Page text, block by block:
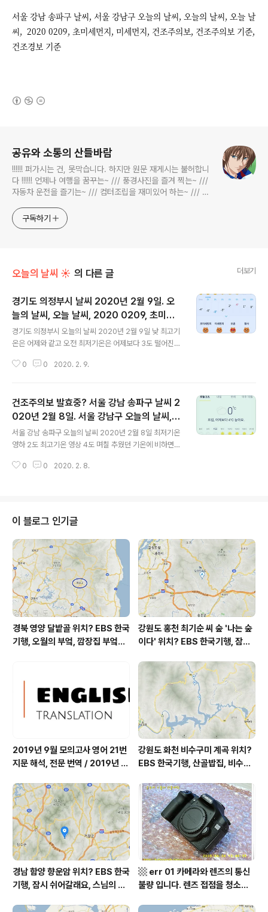
서울 강남 송파구 날씨, 서울 강남구 오늘의 날씨, 오늘의 날씨, 오늘 날
씨, 2020 0209, 초미세먼지, 미세먼지, 건조주의보, 건조주의보 기준,
건조경보 기준
공유와 소통의 산들바람
!!!!!! 퍼가시는 건, 못막습니다. 하지만 원문 재게시는 불허합니
다 !!!!!! 언제나 여행을 꿈꾸는~ /// 풍경사진을 즐겨 찍는~ ///
자동차 운전을 즐기는~ /// 컴터조립을 재미있어 하는~ /// 고
식하는 미드가 있는~ /// 사회적 이슈에 발언하는~ 不老巨
구독하기
오늘의 날씨 ☀ 의 다른 글 더보기
경기도 의정부시 날씨 2020년 2월 9일. 오
늘의 날씨, 오늘 날씨, 2020 0209, 초미세
먼지, 미세먼지
경기도 의정부시 오늘의 날씨 2020년 2월 9일 낮 최고기
온은 어제와 같고 오전 최저기온은 어제보다 3도 떨어진
니다 지난 주말에 비하면 굿굿굿입니당 posted by befr
늘의 날씨, 오늘의 날씨, 오늘 날씨, 2020 0209, 초미세
먼지, 미세먼지
0 0 2020. 2. 9.
건조주의보 발효중? 서울 강남 송파구 날씨 2
020년 2월 8일. 서울 강남구 오늘의 날씨,
오늘 날씨, 2020 0208, 초미세먼지, 미세
먼지
서울 강남 송파구 오늘의 날씨 2020년 2월 8일 최저기온
영하 2도 최고기온 영상 4도 며칠 추웠던 기온에 비하면
sted by befreeapark 2020 0208 Sat 06:55 공유
중
0 0 2020. 2. 8.
이 블로그 인기글
경북 영양 달밭골 위치? EBS 한국
기행, 오월의 부엌, 깜장집 부엌은
한 곳, 영양읍 상원리. KBS 인간극
장 임분노미 할머니
강원도 홍천 최기순 씨 숲 '나는 숲
이다' 위치? EBS 한국기행, 잠시
군 최기순 씨 캠핑장 펜션 어디? /
강원도 홍천군 가볼 만한 곳, (구)
까르돈, kbs 인간극장
2019년 9월 모의고사 영어 21번
지문 해석, 전문 번역 / 2019년 9
역, 평가원 2019년 고3 9월 영어
영역 외국어영역 전문 해석, Engli
sh to Korean translation
강원도 화천 비수구미 계곡 위치?
EBS 한국기행, 산골밥집, 비수구
부 화천군 비수구미 낙타민박 어
디? / 강원도 화천군 가볼 만한 곳
비수구미 마을, 파로호
경남 함양 향운암 위치? EBS 한국
기행, 잠시 쉬어갈래요, 스님의 어
▩ err 01 카메라와 렌즈의 통신
불량 입니다. 렌즈 접점을 청소하